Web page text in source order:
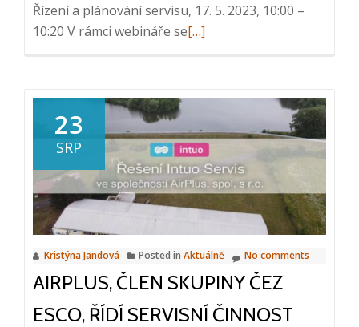
Řízení a plánování servisu, 17. 5. 2023, 10:00 –
10:20 V rámci webináře seRead
a
plánování
servisu,
17.
2023,
10:00
–
10:20
[…]
23
SRP
Kristýna Jandová Posted in Aktuálně No comments
AIRPLUS, ČLEN SKUPINY ČEZ
ESCO, ŘÍDÍ SERVISNÍ ČINNOST